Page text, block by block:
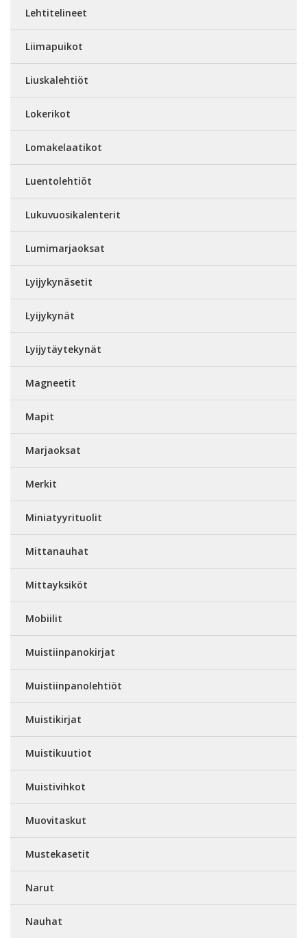
Lehtitelineet
Liimapuikot
Liuskalehtiöt
Lokerikot
Lomakelaatikot
Luentolehtiöt
Lukuvuosikalenterit
Lumimarjaoksat
Lyijykynäsetit
Lyijykynät
Lyijytäytekynät
Magneetit
Mapit
Marjaoksat
Merkit
Miniatyyrituolit
Mittanauhat
Mittayksiköt
Mobiilit
Muistiinpanokirjat
Muistiinpanolehtiöt
Muistikirjat
Muistikuutiot
Muistivihkot
Muovitaskut
Mustekasetit
Narut
Nauhat